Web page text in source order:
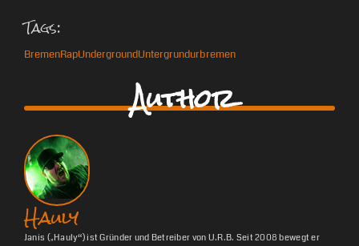
Tags:
BremenRapUndergroundUntergrundurbremen
Author
Hauly
Janis („Hauly“) ist Gründer und Betreiber von U.R.B. Seit 2008 bewegt er